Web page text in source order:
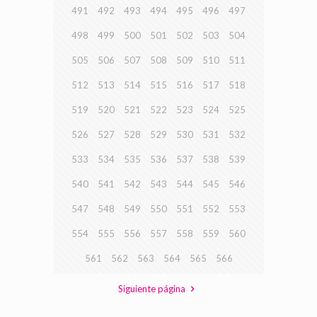
491 492 493 494 495 496 497
498 499 500 501 502 503 504
505 506 507 508 509 510 511
512 513 514 515 516 517 518
519 520 521 522 523 524 525
526 527 528 529 530 531 532
533 534 535 536 537 538 539
540 541 542 543 544 545 546
547 548 549 550 551 552 553
554 555 556 557 558 559 560
561 562 563 564 565 566
Siguiente página